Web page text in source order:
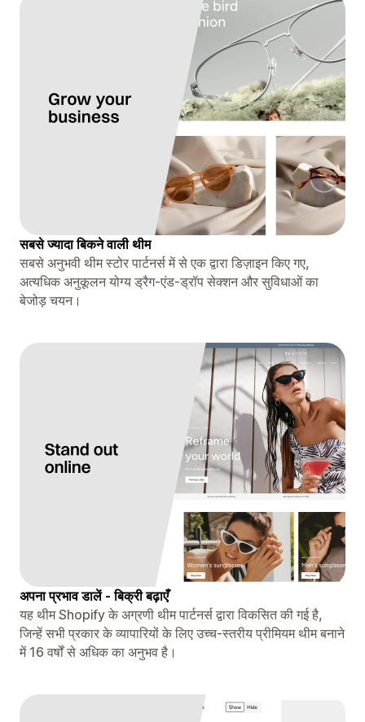
सबसे ज्यादा बिकने वाली थीम
सबसे अनुभवी थीम स्टोर पार्टनर्स में से एक द्वारा डिज़ाइन किए गए,
अत्यधिक अनुकूलन योग्य ड्रैग-एंड-ड्रॉप सेक्शन और सुविधाओं का
बेजोड़ चयन।
अपना प्रभाव डालें - बिक्री बढ़ाएँ
यह थीम Shopify के अग्रणी थीम पार्टनर्स द्वारा विकसित की गई है,
जिन्हें सभी प्रकार के व्यापारियों के लिए उच्च-स्तरीय प्रीमियम थीम बनाने
में 16 वर्षों से अधिक का अनुभव है।